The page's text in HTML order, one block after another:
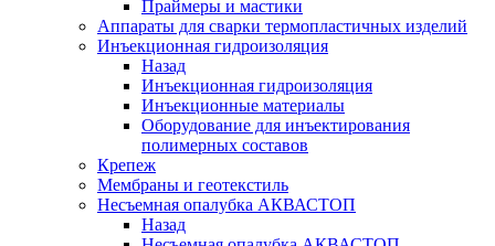
Праймеры и мастики
Аппараты для сварки термопластичных изделий
Инъекционная гидроизоляция
Назад
Инъекционная гидроизоляция
Инъекционные материалы
Оборудование для инъектирования
полимерных составов
Крепеж
Мембраны и геотекстиль
Несъемная опалубка АКВАСТОП
Назад